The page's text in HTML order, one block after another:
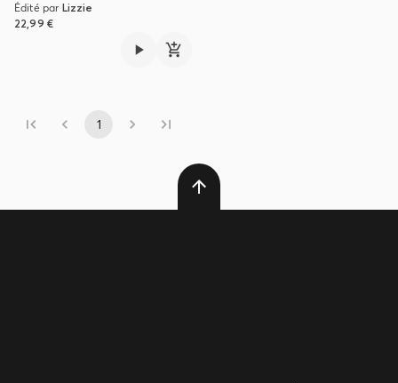
Édité par Lizzie
22,99 €
1